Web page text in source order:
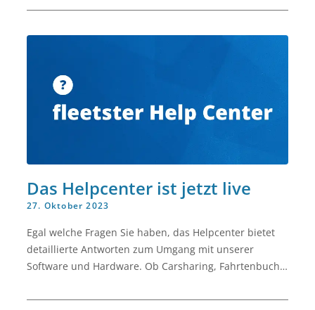
Das Helpcenter ist jetzt live
27. Oktober 2023
Egal welche Fragen Sie haben, das Helpcenter bietet
detaillierte Antworten zum Umgang mit unserer
Software und Hardware. Ob Carsharing, Fahrtenbuch,